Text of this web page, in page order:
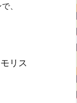
、
リス